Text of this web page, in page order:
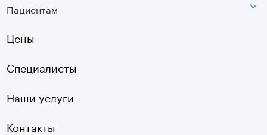
УЗИ
Плазмотерапия суставов
Инфо
Пациентам
Первичный прием
Цены
Специалисты
Наши услуги
Контакты